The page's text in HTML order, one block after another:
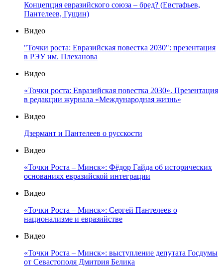
Концепция евразийского союза – бред? (Евстафьев,
Пантелеев, Гущин)
Видео
"Точки роста: Евразийская повестка 2030": презентация
в РЭУ им. Плеханова
Видео
«Точки роста: Евразийская повестка 2030». Презентация
в редакции журнала «Международная жизнь»
Видео
Дзермант и Пантелеев о русскости
Видео
«Точки Роста – Минск»: Фёдор Гайда об исторических
основаниях евразийской интеграции
Видео
«Точки Роста – Минск»: Сергей Пантелеев о
национализме и евразийстве
Видео
«Точки Роста – Минск»: выступление депутата Госдумы
от Севастополя Дмитрия Белика